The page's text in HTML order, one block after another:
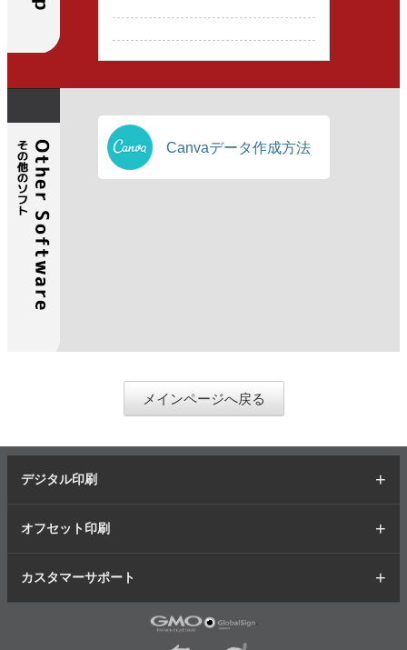
Canvaデータ作成方法
メインページへ戻る
デジタル印刷
オフセット印刷
カスタマーサポート